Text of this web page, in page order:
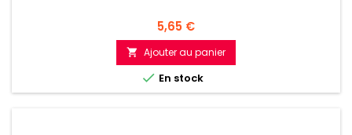
Prix
5,65 €
 Ajouter au panier
 En stock